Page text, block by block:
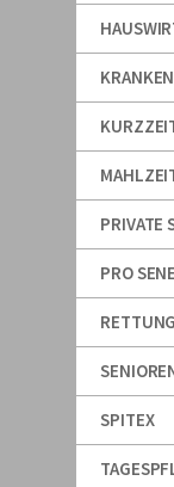
PRIVATE
PRO
SPITEX